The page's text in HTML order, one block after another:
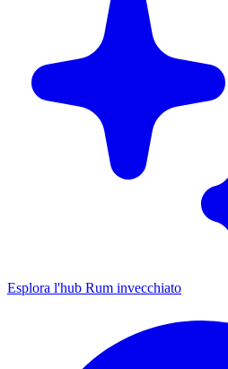
Esplora l'hub Rum invecchiato